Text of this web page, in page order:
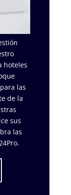
hoteles
las
de la
sus
las